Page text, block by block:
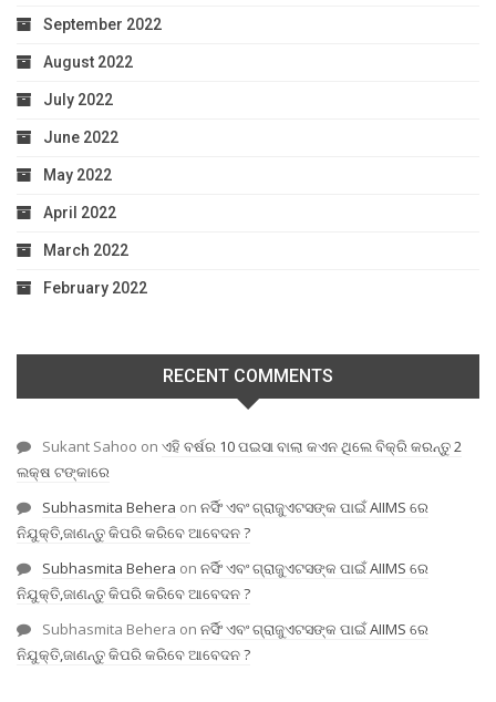
September 2022
August 2022
July 2022
June 2022
May 2022
April 2022
March 2022
February 2022
RECENT COMMENTS
Sukant Sahoo on ଏହି ବର୍ଷର 10 ପଇସା ବାଲା କଏନ ଥିଲେ ବିକ୍ରି କରନ୍ତୁ 2
ଲକ୍ଷ ଟଙ୍କାରେ
Subhasmita Behera on ନର୍ସିଂ ଏବଂ ଗ୍ରାଜୁଏଟସଙ୍କ ପାଇଁ AIIMS ରେ
ନିଯୁକ୍ତି,ଜାଣନ୍ତୁ କିପରି କରିବେ ଆବେଦନ ?
Subhasmita Behera on ନର୍ସିଂ ଏବଂ ଗ୍ରାଜୁଏଟସଙ୍କ ପାଇଁ AIIMS ରେ
ନିଯୁକ୍ତି,ଜାଣନ୍ତୁ କିପରି କରିବେ ଆବେଦନ ?
Subhasmita Behera on ନର୍ସିଂ ଏବଂ ଗ୍ରାଜୁଏଟସଙ୍କ ପାଇଁ AIIMS ରେ
ନିଯୁକ୍ତି,ଜାଣନ୍ତୁ କିପରି କରିବେ ଆବେଦନ ?